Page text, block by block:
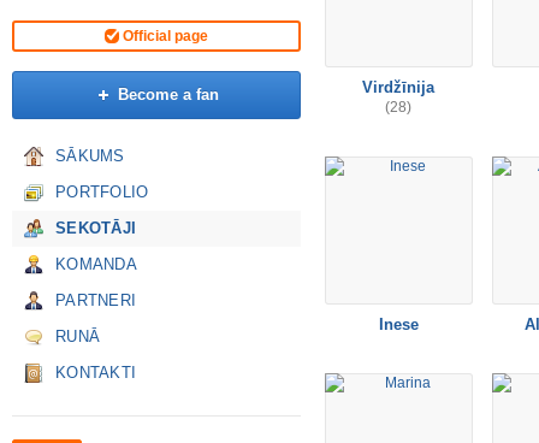
Official page
Become a fan
SĀKUMS
PORTFOLIO
SEKOTĀJI
KOMANDA
PARTNERI
RUNĀ
KONTAKTI
Virdžīnija
(28)
Inese